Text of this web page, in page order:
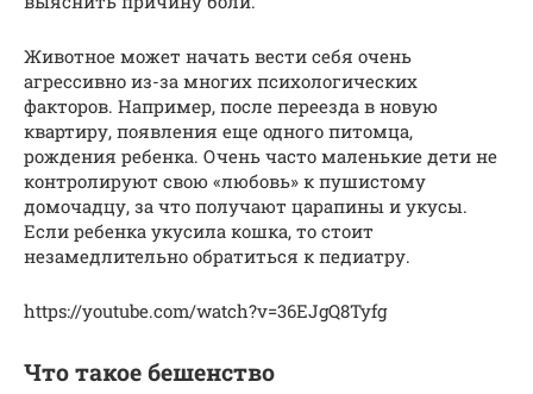
Животное может начать вести себя очень
агрессивно из-за многих психологических
факторов. Например, после переезда в новую
квартиру, появления еще одного питомца,
рождения ребенка. Очень часто маленькие дети не
контролируют свою «любовь» к пушистому
домочадцу, за что получают царапины и укусы.
Если ребенка укусила кошка, то стоит
незамедлительно обратиться к педиатру.
https://youtube.com/watch?v=36EJgQ8Tyfg
Что такое бешенство